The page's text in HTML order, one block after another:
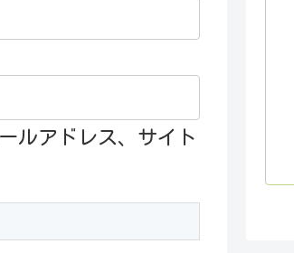
ルアドレス、サイト